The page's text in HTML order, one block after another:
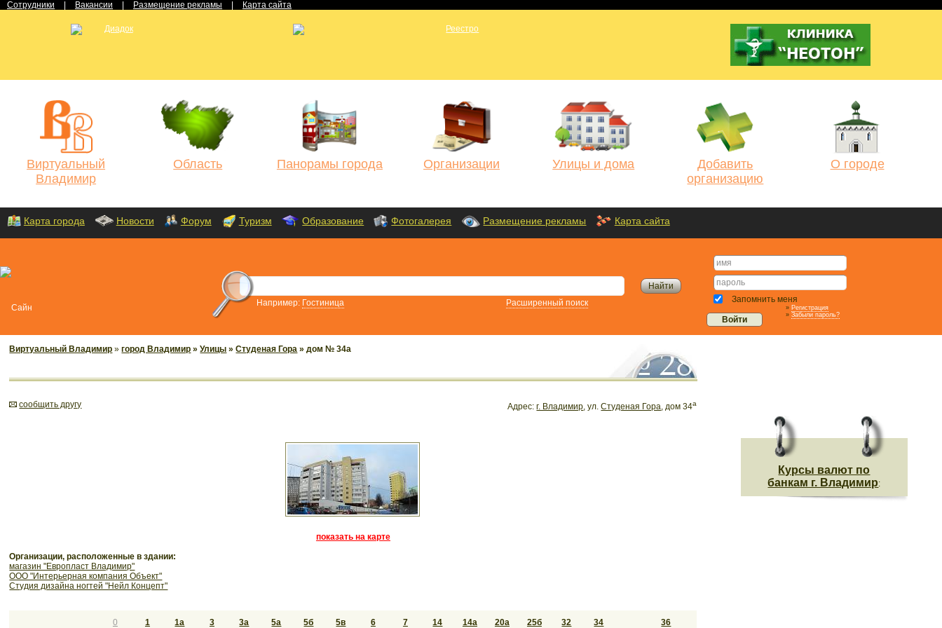
Сотрудники Вакансии Размещение рекламы Карта сайта
Виртуальный
Владимир
Область Панорамы города Организации Улицы и дома
Добавить
организацию
О городе
Карта города Новости Форум Туризм Образование Фотогалерея Размещение рекламы Карта сайта
Например: Гостиница Расширенный поиск Запомнить меня
» Регистрация
» Забыли пароль?
Виртуальный Владимир »город Владимир »Улицы »Студеная Гора » дом № 34а
cообщить другу Адрес:г. Владимир, ул.Студеная Гора, дом 34а
показать на карте
Организации, расположенные в здании:
магазин "Европласт Владимир"
ООО "Интерьерная компания Объект"
Студия дизайна ногтей "Нейл Концепт"
0 1 1а 3 3а 5а 5б 5в 6 7 14 14а 20а 25б 32 34 36
Курсы валют по
банкам г. Владимир: